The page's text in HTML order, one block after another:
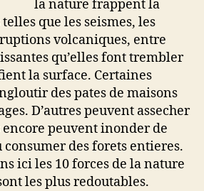
la nature frappent la
que les seismes, les
volcaniques, entre
qu’elles font trembler
la surface. Certaines
des pates de maisons
D’autres peuvent assecher
encore peuvent inonder de
consumer des forets entieres.
ici les 10 forces de la nature
les plus redoutables.